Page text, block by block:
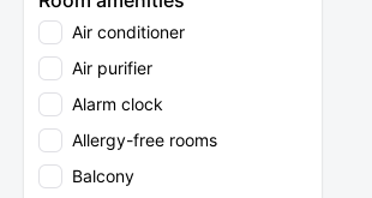
Air conditioner
Air purifier
Alarm clock
Allergy-free rooms
Balcony